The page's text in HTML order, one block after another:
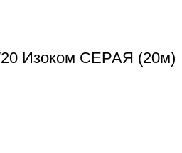
20 Изоком СЕРАЯ (20м)